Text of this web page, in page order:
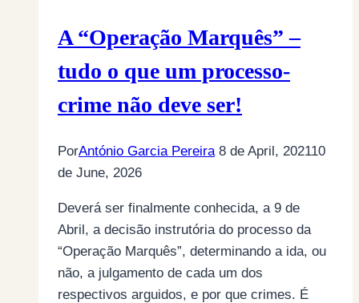
afinal?
A “Operação Marquês” –
tudo o que um processo-
crime não deve ser!
PorAntónio Garcia Pereira 8 de April, 202110
de June, 2026
Deverá ser finalmente conhecida, a 9 de
Abril, a decisão instrutória do processo da
“Operação Marquês”, determinando a ida, ou
não, a julgamento de cada um dos
respectivos arguidos, e por que crimes. É